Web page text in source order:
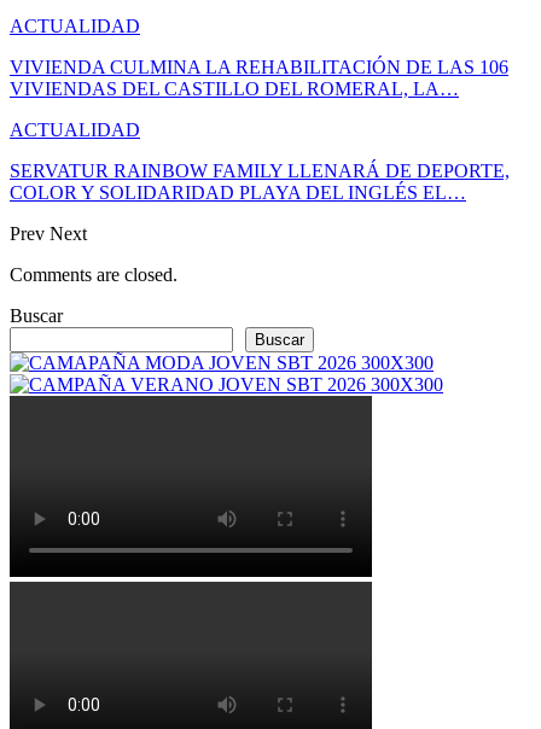
ACTUALIDAD
VIVIENDA CULMINA LA REHABILITACIÓN DE LAS 106
VIVIENDAS DEL CASTILLO DEL ROMERAL, LA…
ACTUALIDAD
SERVATUR RAINBOW FAMILY LLENARÁ DE DEPORTE,
COLOR Y SOLIDARIDAD PLAYA DEL INGLÉS EL…
Prev Next
Comments are closed.
Buscar
Buscar